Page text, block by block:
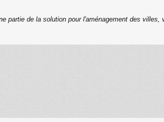
partie de la solution pour l'aménagement des villes,